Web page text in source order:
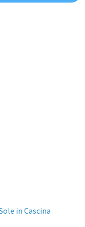
in Cascina